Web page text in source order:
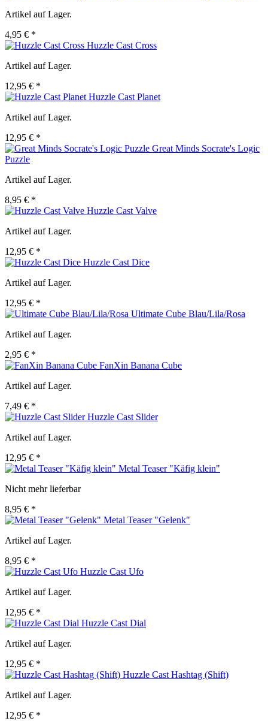
Artikel auf Lager.
4,95 € *
Huzzle Cast Cross
Artikel auf Lager.
12,95 € *
Huzzle Cast Planet
Artikel auf Lager.
12,95 € *
Great Minds Socrate's Logic
Puzzle
Artikel auf Lager.
8,95 € *
Huzzle Cast Valve
Artikel auf Lager.
12,95 € *
Huzzle Cast Dice
Artikel auf Lager.
12,95 € *
Ultimate Cube Blau/Lila/Rosa
Artikel auf Lager.
2,95 € *
FanXin Banana Cube
Artikel auf Lager.
7,49 € *
Huzzle Cast Slider
Artikel auf Lager.
12,95 € *
Metal Teaser "Käfig klein"
Nicht mehr lieferbar
8,95 € *
Metal Teaser "Gelenk"
Artikel auf Lager.
8,95 € *
Huzzle Cast Ufo
Artikel auf Lager.
12,95 € *
Huzzle Cast Dial
Artikel auf Lager.
12,95 € *
Huzzle Cast Hashtag (Shift)
Artikel auf Lager.
12,95 € *